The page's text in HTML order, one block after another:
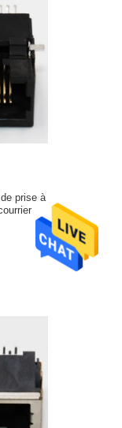
prise à